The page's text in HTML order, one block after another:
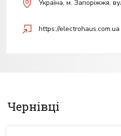
Українa, м. Запоріжжя,
https://electrohaus.com.ua
Чернівці